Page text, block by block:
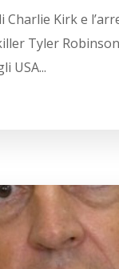
Charlie Kirk e
Tyler
USA...